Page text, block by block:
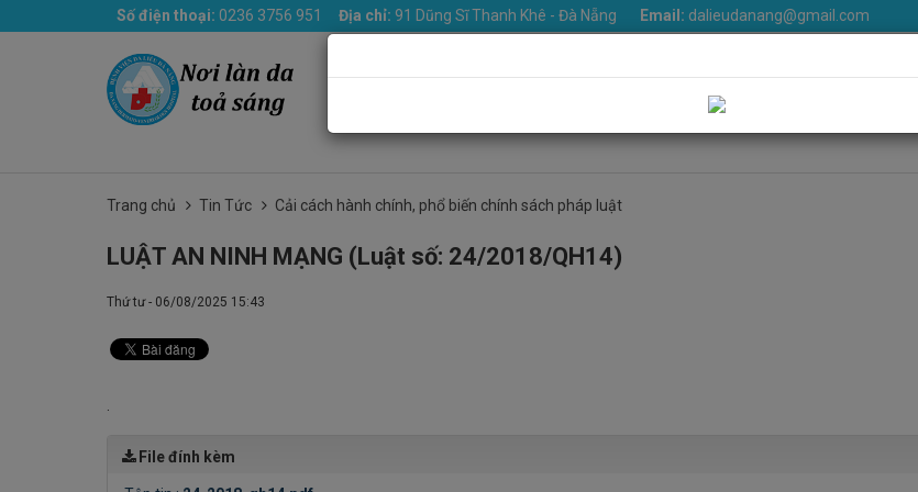
Số điện thoại: 0236 3756 951 Địa chỉ: 91 Dũng Sĩ Thanh Khê - Đà Nẵng Email: dalieudanang@gmail.com
Trang chủ Giới thiệu Khoa phòng Dịch vụ Tin Tức Văn bản
Trang chủ Tin Tức Cải cách hành chính, phổ biến chính sách pháp luật
LUẬT AN NINH MẠNG (Luật số: 24/2018/QH14)
Thứ tư - 06/08/2025 15:43
File đính kèm